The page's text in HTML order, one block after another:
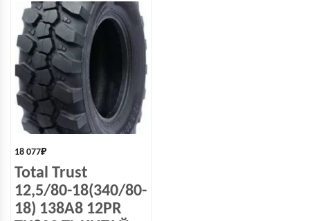
18 077₽
Total Trust
12,5/80-18(340/80-
18) 138А8 12PR